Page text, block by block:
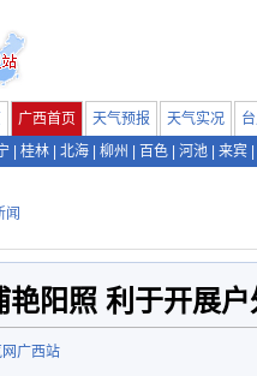
广西首页 天气预报 天气实况
桂林 北海 柳州 百色 河池 来宾
闻
艳阳照 利于开展
广西站